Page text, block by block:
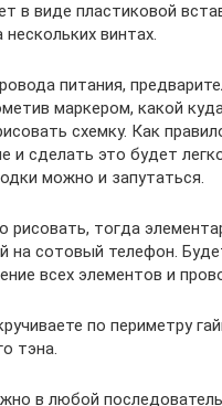
в виде пластиковой
нескольких винтах.
питания,
маркером, какой
схемку. Как
и сделать это будет
можно и запутаться.
рисовать, тогда
на сотовый телефон.
всех элементов и
по периметру
тэна.
в любой